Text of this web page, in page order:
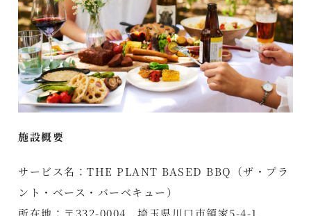
施設概要
サービス名：THE PLANT BASED BBQ（ザ・プラ
ント・ベース・バーベキュー）
所在地：〒332-0004 埼玉県川口市領家5-4-1